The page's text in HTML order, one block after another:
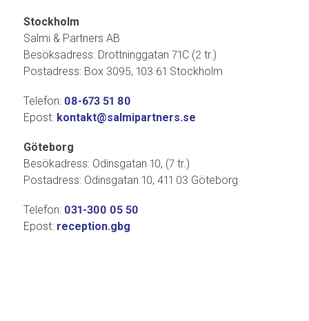
Stockholm
Salmi & Partners AB
Besöksadress: Drottninggatan 71C (2 tr.)
Postadress: Box 3095, 103 61 Stockholm
Telefon: 08-673 51 80
Epost: kontakt@salmipartners.se
Göteborg
Besökadress: Odinsgatan 10, (7 tr.)
Postadress: Odinsgatan 10, 411 03 Göteborg
Telefon: 031-300 05 50
Epost: reception.gbg